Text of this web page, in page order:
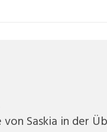
Saskia in der